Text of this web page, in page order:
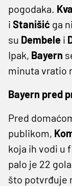
pogodaka.
i Stanišić ga
su Dembele i
Ipak, Bayern
minuta vratio
Bayern pred
Pred
publikom,
koja ih vodi u
palo je 22
što potvrđuje